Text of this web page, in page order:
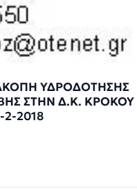
ΥΔΡΟΔΟΤΗΣΗΣ
ΣΤΗΝ Δ.Κ. ΚΡΟΚΟΥ
2018